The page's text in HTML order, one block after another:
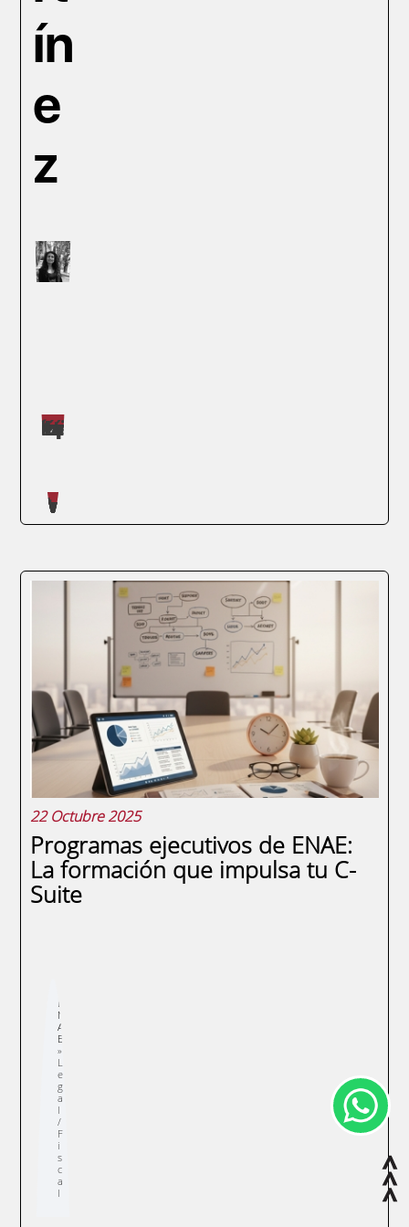
ín
e
z
Máster impartidos por Judit López Martínez
Cuando hablamos de ENAE Business
School, no estamos solo ante otra
institución educativa; estamos ante un
lugar donde muchos han encontrado su
camino hacia el éxito profesional. Hoy, nos
sumergimos en las experiencias de los
alumni que han pasado...
22 Octubre 2025
Programas ejecutivos de ENAE:
La formación que impulsa tu C-
Suite
Sobrescribir
enlaces
de
ayuda
a
la
navegación
E
N
A
E
L
e
g
a
l
/
F
i
s
c
a
l